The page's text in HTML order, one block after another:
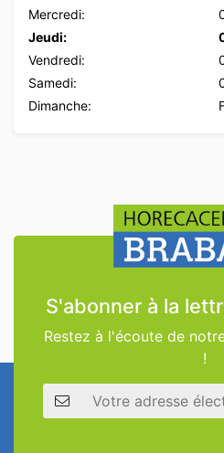
Mercredi:
Jeudi:
Vendredi:
Samedi:
Dimanche:
S'abonner à la
Restez à l'écoute de
!
Adresse électronique